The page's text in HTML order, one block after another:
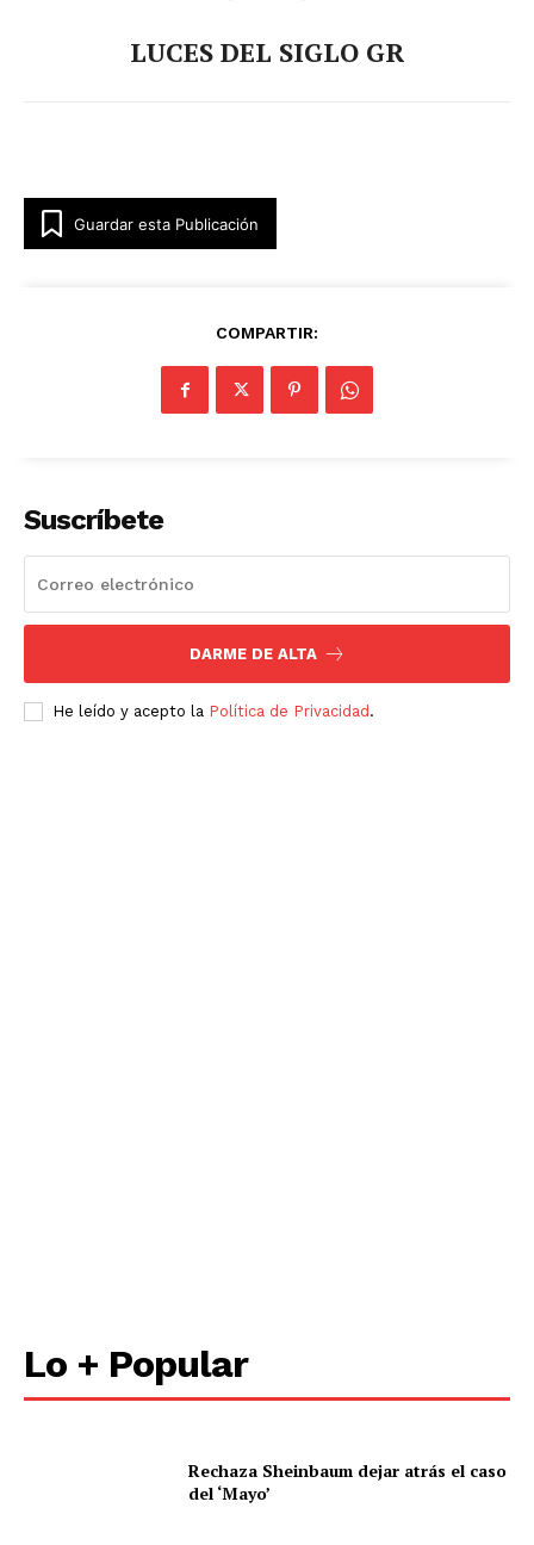
Del Siglo
LUCES DEL SIGLO GR
Guardar esta Publicación
COMPARTIR:
Suscríbete
DARME DE ALTA
He leído y acepto la Política de Privacidad .
Lo + Popular
Rechaza Sheinbaum dejar atrás el caso
del ‘Mayo’